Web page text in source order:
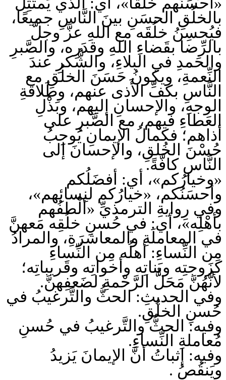
بالخلُقِ الحسَنِ بينَ النَّاسِ جميعًا،
فيُحسِنُ خلُقَه مع اللهِ عزَّ وجلَّ
بالرِّضا بقَضاءِ اللهِ وقدَرِه، والصَّبرِ
والحَمدِ في البلاءِ، والشُّكرِ عندَ
النِّعمةِ، ويكونُ حَسَنَ الخلُقِ مع
النَّاسِ بكفِّ الأَذى عنهم، وطَلاقةِ
الوجهِ، والإحسانِ إليهم، وبَذْلِ
العَطاءِ فيهم، مع الصَّبرِ على
أذاهم؛ فكمالُ الإيمانِ يُوجِبُ
حُسْنَ الخُلقِ، والإحسانَ إلى
النَّاسِ كافَّةً.
«وخيارُكم»، أي: أفضَلُكم
وأحسَنُكم، «خيارُكم لنِسائِهم»،
وفي رِوايةِ الترمذيِّ «ألْطفُهم
بأهْلِه»، أي: في حُسنِ خلُقِه مَعهنَّ
في المعاملَةِ والمعاشرَةِ، والمرادُ
مِن النِّساءِ: أهلُه مِن النِّساءِ
كزَوجتِه وبَناتِه وأخواتِه وقَريباتِه؛
لأنَّهُنَّ مَحَلُّ الرَّحْمةِ لضَعفِهنَّ.
وفي الحديثِ: الحثُّ والتَّرغيبُ في
حُسنِ الخلُقِ.
وفيه: الحثُّ والتَّرغيبُ في حُسنِ
مُعاملةِ النِّساءِ.
وفيه: إثباتُ أنَّ الإيمانَ يَزيدُ
ويَنقُصُ .